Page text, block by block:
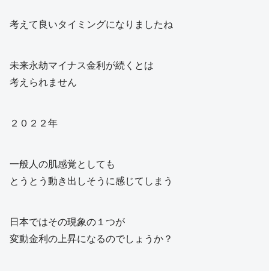
考えて良いタイミングになりましたね
未来永劫マイナス金利が続くとは
考えられません
２０２２年
一般人の肌感覚としても
とうとう動き出しそうに感じてしまう
日本ではその現象の１つが
変動金利の上昇になるのでしょうか？